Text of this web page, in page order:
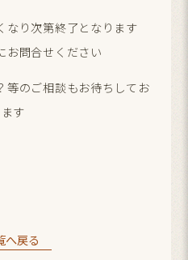
なり次第終了となります
お問合せください
等のご相談もお待ちしてお
ます
へ戻る